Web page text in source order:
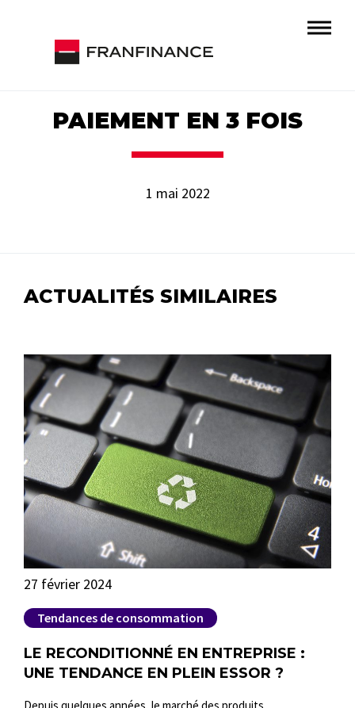
PAIEMENT EN 3 FOIS
1 mai 2022
ACTUALITÉS SIMILAIRES
27 février 2024
Tendances de consommation
LE RECONDITIONNÉ EN ENTREPRISE :
UNE TENDANCE EN PLEIN ESSOR ?